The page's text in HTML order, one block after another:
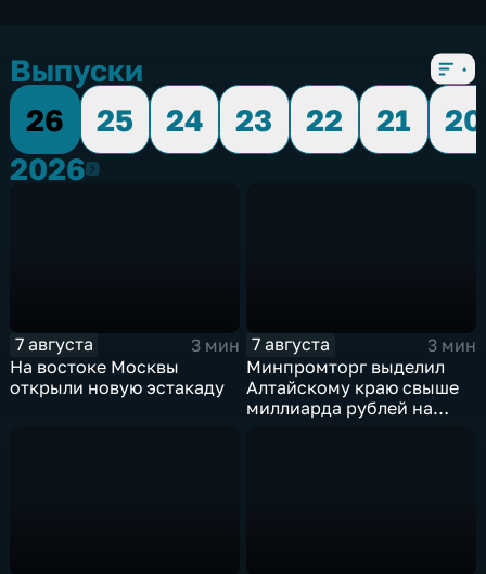
Выпуски
26
25 24 23 22 21
20
20262026
7 августа
3 мин
На востоке Москвы
открыли новую эстакаду
7 августа
3 мин
Минпромторг выделил
Алтайскому краю свыше
миллиарда рублей на